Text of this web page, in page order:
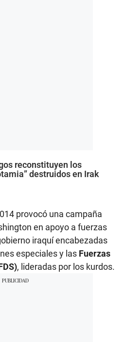
reconstituyen los
destruidos en Irak
provocó una campaña
en apoyo a fuerzas
iraquí encabezadas
especiales y las Fuerzas
, lideradas por los kurdos.